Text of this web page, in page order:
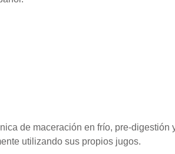
de maceración en frío, pre-digestión
utilizando sus propios jugos.